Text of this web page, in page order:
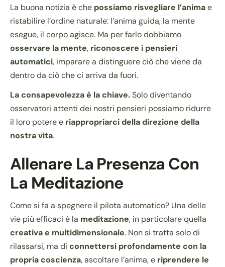
La buona notizia è che possiamo risvegliare l’animae
ristabilire l’ordine naturale: l’anima guida, la mente
esegue, il corpo agisce. Ma per farlo dobbiamo
osservare la mente, riconoscere i pensieri
automatici, imparare a distinguere ciò che viene da
dentro da ciò che ci arriva da fuori.
La consapevolezza è la chiave.Solo diventando
osservatori attenti dei nostri pensieri possiamo ridurre
il loro potere e riappropriarci della direzione della
nostra vita.
Allenare La Presenza Con
La Meditazione
Come si fa a spegnere il pilota automatico? Una delle
vie più efficaci è la meditazione, in particolare quella
creativa e multidimensionale. Non si tratta solo di
rilassarsi, ma di connettersi profondamente con la
propria coscienza, ascoltare l’anima, e riprendere le